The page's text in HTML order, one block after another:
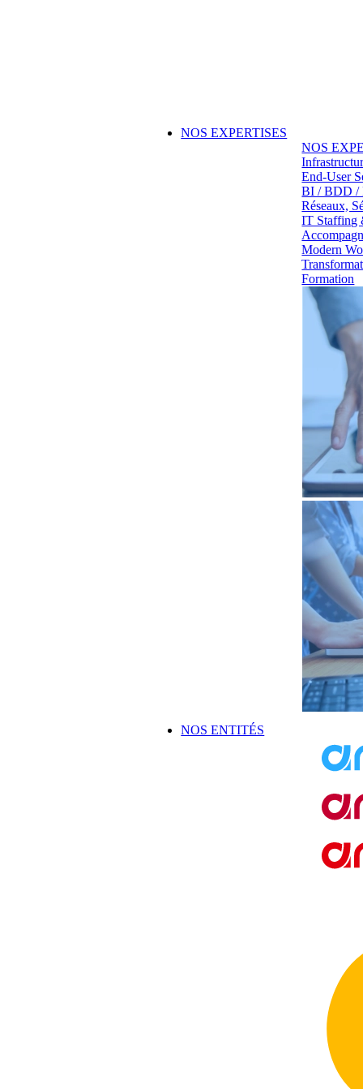
NOS EXPERTISES
NOS
End-User
BI / BDD /
Réseaux,
IT Staffing
Modern
Formation
NOS ENTITÉS